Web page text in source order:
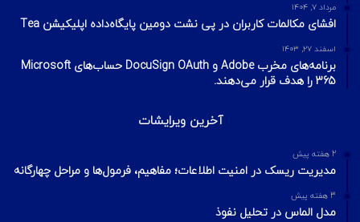
مرداد ۷, ۱۴۰۴
افشای مکالمات کاربران در پی نشت دومین پایگاه‌داده اپلیکیشن Tea
اسفند ۲۷, ۱۴۰۳
برنامه‌های مخرب Adobe و DocuSign OAuth حساب‌های Microsoft
365 را هدف قرار می‌دهند.
آخرین ویرایشات
2 هفته پیش
مدیریت ریسک در امنیت اطلاعات؛ مفاهیم، فرمول‌ها و مراحل چهارگانه
3 هفته پیش
مدل الماس در تحلیل نفوذ